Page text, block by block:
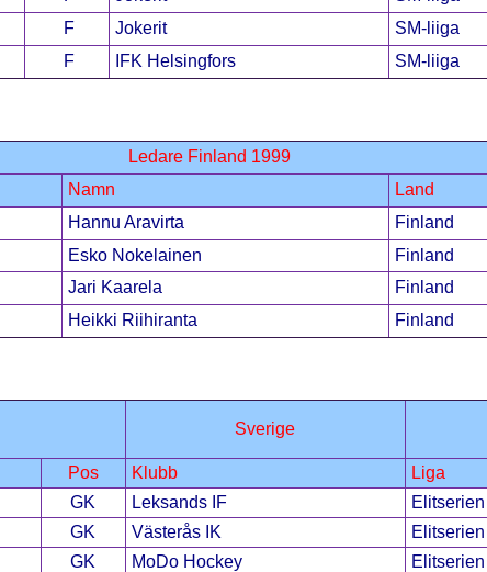
F Jokerit SM-liiga
F IFK Helsingfors SM-liiga
Ledare Finland 1999
Namn
Land
Hannu Aravirta
Finland
Esko Nokelainen
Finland
Jari Kaarela
Finland
Heikki Riihiranta Finland
Sverige
Pos Klubb Liga
GK Leksands IF Elitserien
GK Västerås IK Elitserien
GK MoDo Hockey Elitserien